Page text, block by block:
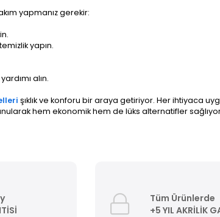
yapmanız gerekir:
yapın.
alın.
şıklık ve konforu bir araya getiriyor. Her ihtiyaca
hem ekonomik hem de lüks alternatifler
Tüm Ürünlerde
+5 YIL AKRİLİK